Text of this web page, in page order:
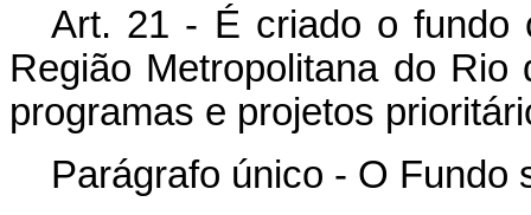
Art. 21 - É criado o fundo
Região Metropolitana do
programas e projetos
Parágrafo único - O Fundo